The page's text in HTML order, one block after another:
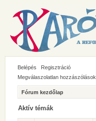
Belépés
Regisztráció
Megválaszolatlan hozzászólások
Fórum kezdőlap
Aktív témák